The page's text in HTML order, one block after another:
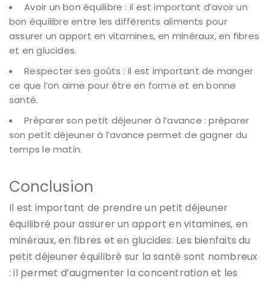
Avoir un bon équilibre : il est important d’avoir un
bon équilibre entre les différents aliments pour
assurer un apport en vitamines, en minéraux, en fibres
et en glucides.
Respecter ses goûts : il est important de manger
ce que l’on aime pour être en forme et en bonne
santé.
Préparer son petit déjeuner à l’avance : préparer
son petit déjeuner à l’avance permet de gagner du
temps le matin.
Conclusion
Il est important de prendre un petit déjeuner
équilibré pour assurer un apport en vitamines, en
minéraux, en fibres et en glucides. Les bienfaits du
petit déjeuner équilibré sur la santé sont nombreux
: il permet d’augmenter la concentration et les